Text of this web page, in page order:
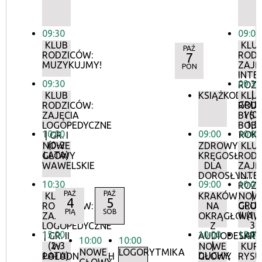
09:30
KLUB
RODZICÓW:
MUZYKUJMY!
09:30
KLUB
RODZICÓW:
ZAJĘCIA
LOGOPEDYCZNE
| GR. I
(0-2
LATA)
10:00
NOWE
GŁOWY
WAWELSKIE
10:30
KLUB
RODZICÓW:
ZAJĘCIA
LOGOPEDYCZNE
| GR. II
(2-3
LATA)
15:00
W
POŁUDNIOWYCH
PAŹ
4
PIĄ
10:00
NOWE
PAŹ
5
SOB
10:00
LOGORYTMIKA
PAŹ
7
PON
09:00
ZDROWY
KRĘGOSŁUP
DLA
DOROSŁYCH
09:00
KRAKÓW
NA
OKRĄGŁO
Z
|
DUCHY,
10:00
NOWE
GŁOWY
09:00
|
I (0-
1,5
09:30
10:00
|
II
3
10:00
13:00